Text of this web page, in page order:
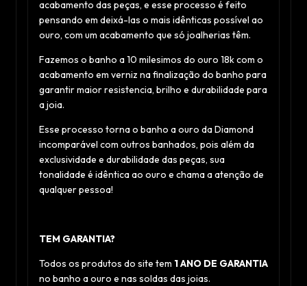
acabamento das peças, e esse processo é feito
pensando em deixá-las o mais idênticas possível ao
ouro, com um acabamento que só joalherias têm.
Fazemos o banho a 10 milesimos do ouro 18k com o
acabamento em verniz na finalização do banho para
garantir maior resistencia, brilho e durabilidade para
a joia.
Esse processo torna o banho a ouro da Diamond
incomparável com outros banhados, pois além da
exclusividade e durabilidade das peças, sua
tonalidade é idêntica ao ouro e chama a atenção de
qualquer pessoa!
TEM GARANTIA?
Todos os produtos do site tem 1 ANO DE GARANTIA
no banho a ouro e nas soldas das joias.